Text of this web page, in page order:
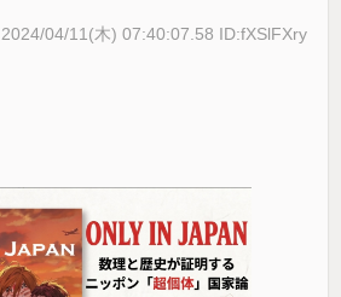
2024/04/11(木) 07:40:07.58 ID:fXSlFXry